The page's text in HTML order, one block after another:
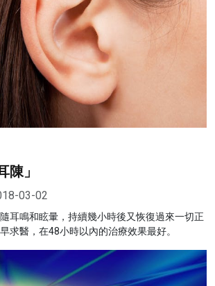
陳」
03-02
耳鳴和眩暈，持續幾小時後又恢復過來一切正
求醫，在48小時以內的治療效果最好。